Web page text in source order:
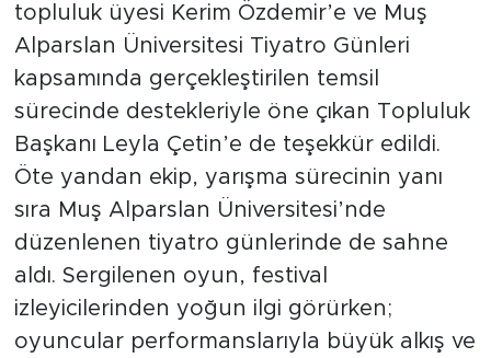
topluluk üyesi Kerim Özdemir’e ve Muş
Alparslan Üniversitesi Tiyatro Günleri
kapsamında gerçekleştirilen temsil
sürecinde destekleriyle öne çıkan Topluluk
Başkanı Leyla Çetin’e de teşekkür edildi.
Öte yandan ekip, yarışma sürecinin yanı
sıra Muş Alparslan Üniversitesi’nde
düzenlenen tiyatro günlerinde de sahne
aldı. Sergilenen oyun, festival
izleyicilerinden yoğun ilgi görürken;
oyuncular performanslarıyla büyük alkış ve